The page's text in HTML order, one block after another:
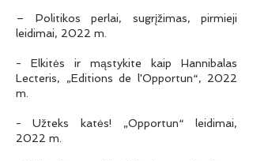
– Politikos perlai, sugrįžimas, pirmieji
leidimai, 2022 m.
- Elkitės ir mąstykite kaip Hannibalas
Lecteris, „Editions de l'Opportun“, 2022
m.
- Užteks katės! „Opportun“ leidimai,
2022 m.